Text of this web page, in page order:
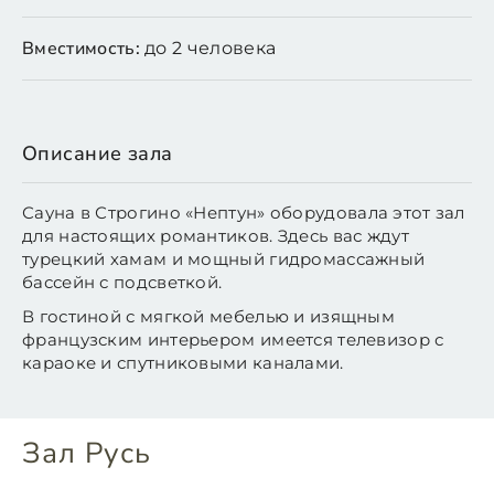
Вместимость: до 2 человека
Описание зала
Сауна в Строгино «Нептун» оборудовала этот зал
для настоящих романтиков. Здесь вас ждут
турецкий хамам и мощный гидромассажный
бассейн с подсветкой.
В гостиной с мягкой мебелью и изящным
французским интерьером имеется телевизор с
караоке и спутниковыми каналами.
Зал Русь